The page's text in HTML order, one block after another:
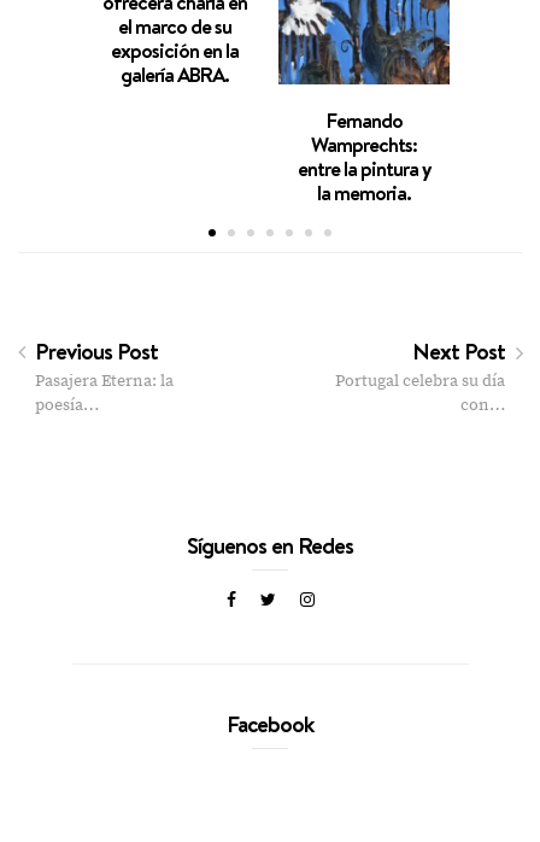
el marco de su
exposición en la
galería ABRA.
Fernando
Wamprechts:
entre la pintura y
la memoria.
Previous Post
Pasajera Eterna: la
poesía…
Next Post
Portugal celebra su día
con…
Síguenos en Redes
Facebook